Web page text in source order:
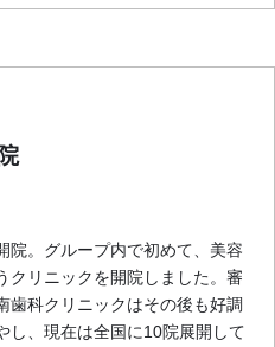
院。グループ内で初めて、美容
クリニックを開院しました。審
歯科クリニックはその後も好調
し、現在は全国に10院展開して